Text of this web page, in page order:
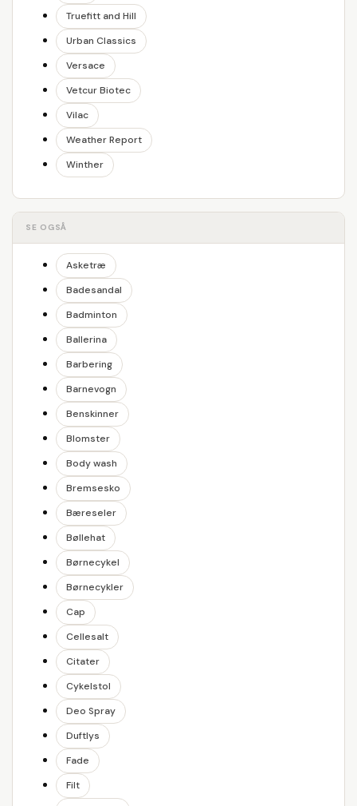
Truefitt and Hill
Urban Classics
Versace
Vetcur Biotec
Vilac
Weather Report
Winther
SE OGSÅ
Asketræ
Badesandal
Badminton
Ballerina
Barbering
Barnevogn
Benskinner
Blomster
Body wash
Bremsesko
Bæreseler
Bøllehat
Børnecykel
Børnecykler
Cap
Cellesalt
Citater
Cykelstol
Deo Spray
Duftlys
Fade
Filt